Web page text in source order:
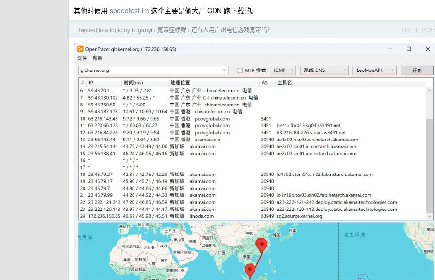
其他时候用 speedtest.im 这个主要是偷大厂 CDN 跑下载的。
Oct 16, 2025
Replied to a topic by lingaoyi › 宽带症候群 › 还有人用广州电信游戏宽带吗？